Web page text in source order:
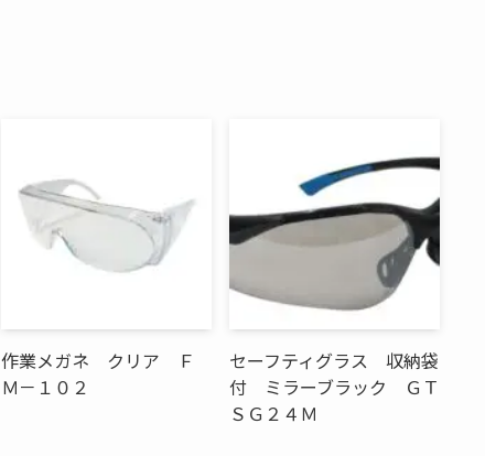
作業メガネ クリア Ｆ
Ｍ－１０２
セーフティグラス 収納袋
付 ミラーブラック ＧＴ
ＳＧ２４Ｍ